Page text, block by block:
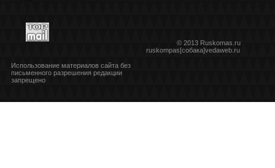
© 2013 Ruskomas.ru
ruskompas[собака]vedaweb.ru
Использование материалов сайта без
письменного разрешения редакции
запрещено